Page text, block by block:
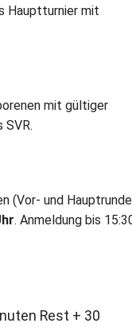
Hauptturnier mit
mit gültiger
SVR.
(Vor- und
. Anmeldung bis
Rest + 30